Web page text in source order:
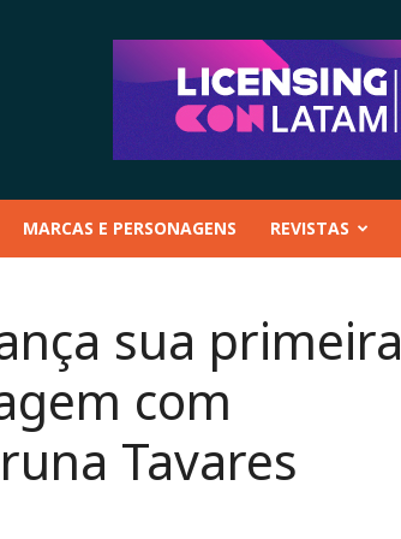
MARCAS E PERSONAGENS REVISTAS
sua primeira
com
Tavares